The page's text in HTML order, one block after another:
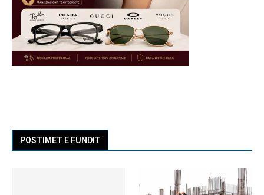
POSTIMET E FUNDIT